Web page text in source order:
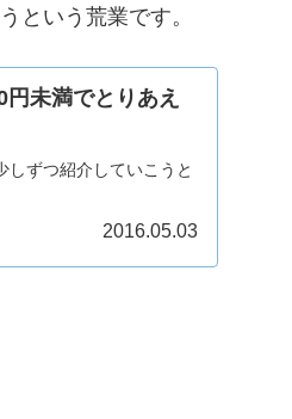
という荒業です。
未満でとりあえ
ずつ紹介していこうと
2016.05.03